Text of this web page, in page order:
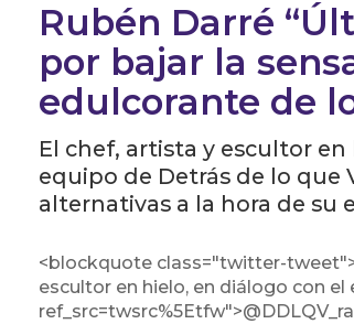
Rubén Darré
por bajar la
edulcorante de
El chef, artista y escultor
equipo de Detrás de lo que
alternativas a la hora de su
<blockquote class="twitter-
escultor en hielo, en diálogo con